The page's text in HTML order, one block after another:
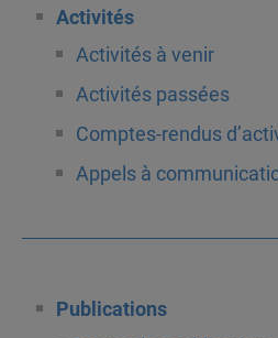
Activités
Activités à venir
Activités passées
Comptes-rendus
Appels à
Publications